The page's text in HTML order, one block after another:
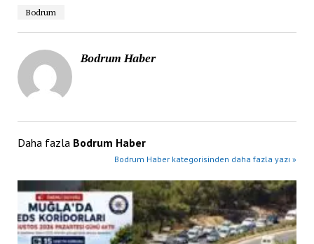
Bodrum
Bodrum Haber
Daha fazla Bodrum Haber
Bodrum Haber kategorisinden daha fazla yazı »